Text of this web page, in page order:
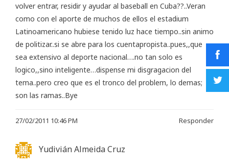
volver entrar, residir y ayudar al baseball en Cuba??..Veran
como con el aporte de muchos de ellos el estadium
Latinoamericano hubiese tenido luz hace tiempo..sin animo
de politizar..si se abre para los cuentapropista..pues,,que
sea extensivo al deporte nacional….no tan solo es
logico,,sino inteligente…dispense mi disgragacion del
tema..pero creo que es el tronco del problem, lo demas;
son las ramas..Bye
27/02/2011 10:46 PM Responder
Yudivián Almeida Cruz